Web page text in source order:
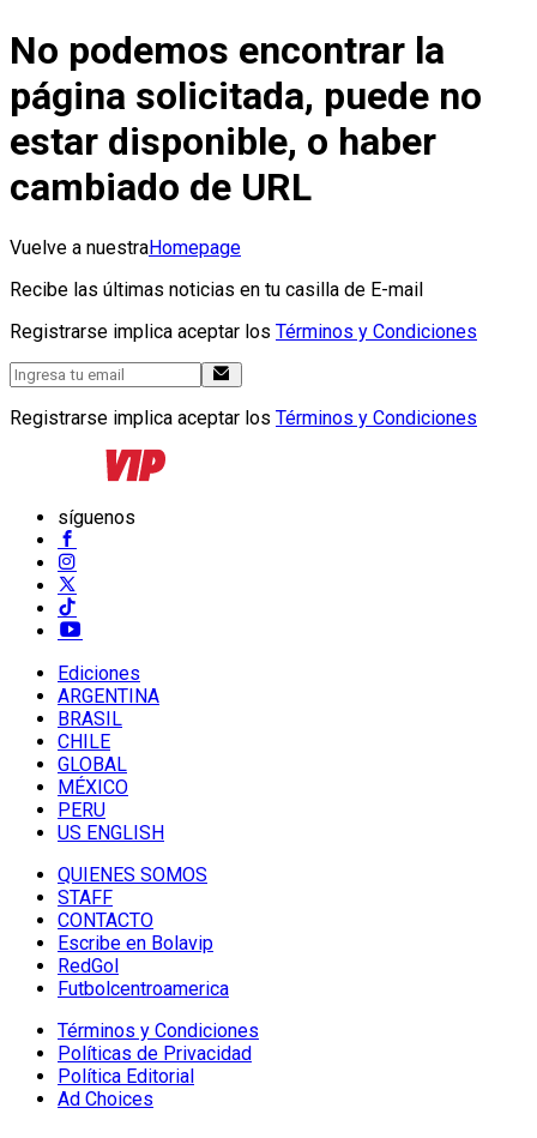
No podemos encontrar la
página solicitada, puede no
estar disponible, o haber
cambiado de URL
Vuelve a nuestraHomepage
Recibe las últimas noticias en tu casilla de E-mail
Registrarse implica aceptar los Términos y Condiciones
Registrarse implica aceptar los Términos y Condiciones
síguenos
Ediciones
ARGENTINA
BRASIL
CHILE
GLOBAL
MÉXICO
PERU
US ENGLISH
QUIENES SOMOS
STAFF
CONTACTO
Escribe en Bolavip
RedGol
Futbolcentroamerica
Términos y Condiciones
Políticas de Privacidad
Política Editorial
Ad Choices